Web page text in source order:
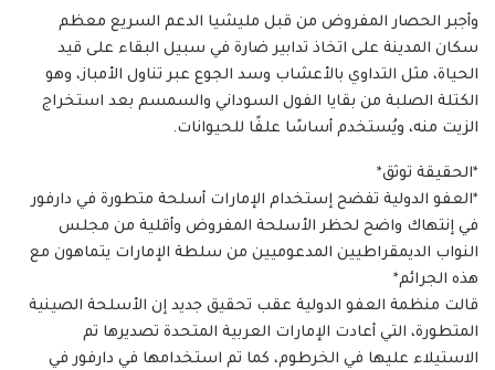
وأجبر الحصار المفروض من قبل مليشيا الدعم السريع معظم
سكان المدينة على اتخاذ تدابير ضارة في سبيل البقاء على قيد
الحياة، مثل التداوي بالأعشاب وسد الجوع عبر تناول الأمباز، وهو
الكتلة الصلبة من بقايا الفول السوداني والسمسم بعد استخراج
الزيت منه، ويُستخدم أساسًا علفًا للحيوانات.
*الحقيقة توثق*
*العفو الدولية تفضح إستخدام الإمارات أسلحة متطورة في دارفور
في إنتهاك واضح لحظر الأسلحة المفروض وأقلية من مجلس
النواب الديمقراطيين المدعوميين من سلطة الإمارات يتماهون مع
هذه الجرائم*
قالت منظمة العفو الدولية عقب تحقيق جديد إن الأسلحة الصينية
المتطورة، التي أعادت الإمارات العربية المتحدة تصديرها تم
الاستيلاء عليها في الخرطوم، كما تم استخدامها في دارفور في